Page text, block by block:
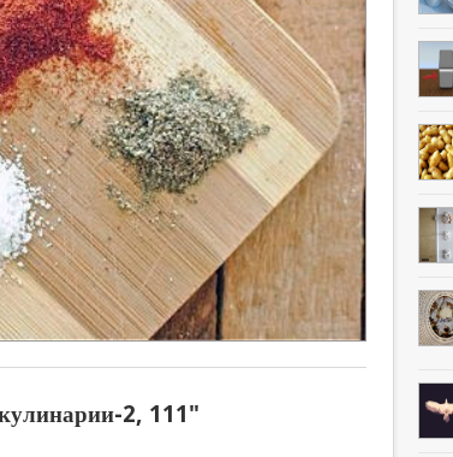
2, 111"